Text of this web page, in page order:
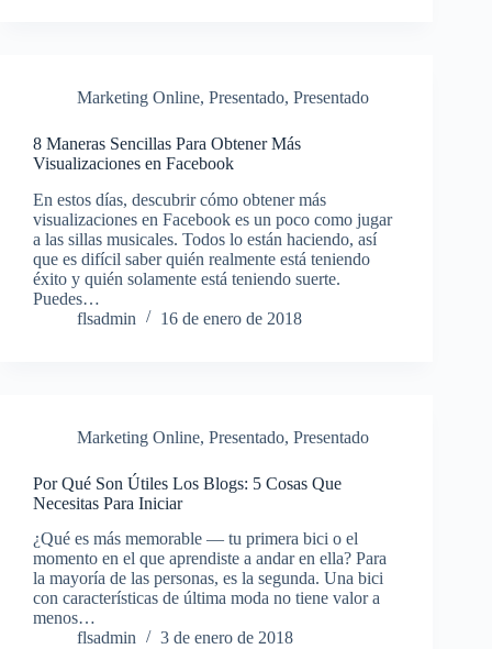
Marketing Online, Presentado, Presentado
8 Maneras Sencillas Para Obtener Más
Visualizaciones en Facebook
En estos días, descubrir cómo obtener más
visualizaciones en Facebook es un poco como jugar
a las sillas musicales. Todos lo están haciendo, así
que es difícil saber quién realmente está teniendo
éxito y quién solamente está teniendo suerte.
Puedes…
flsadmin
16 de enero de 2018
Marketing Online, Presentado, Presentado
Por Qué Son Útiles Los Blogs: 5 Cosas Que
Necesitas Para Iniciar
¿Qué es más memorable — tu primera bici o el
momento en el que aprendiste a andar en ella? Para
la mayoría de las personas, es la segunda. Una bici
con características de última moda no tiene valor a
menos…
flsadmin
3 de enero de 2018